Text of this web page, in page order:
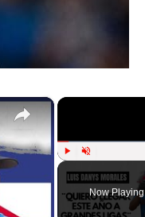
Now Playing
×